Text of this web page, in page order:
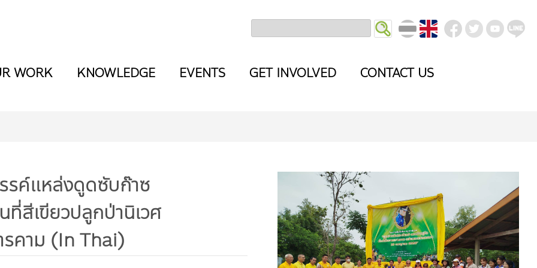
WORK KNOWLEDGE EVENTS GET INVOLVED CONTACT US
รค์แหล่งดูดซับก๊าซ
ที่สีเขียวปลูกป่านิเวศ
รคาม (In Thai)